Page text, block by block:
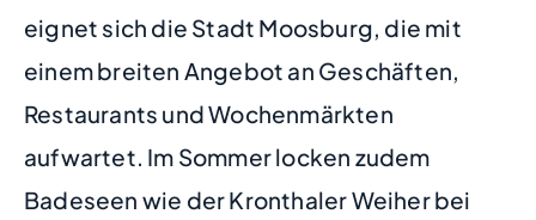
eignet sich die Stadt Moosburg, die mit
einem breiten Angebot an Geschäften,
Restaurants und Wochenmärkten
aufwartet. Im Sommer locken zudem
Badeseen wie der Kronthaler Weiher bei